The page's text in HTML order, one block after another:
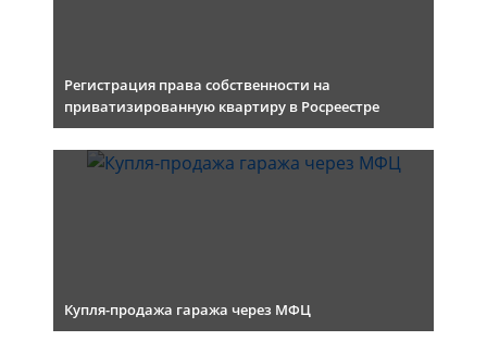
Регистрация права собственности на
приватизированную квартиру в Росреестре
Купля-продажа гаража через МФЦ